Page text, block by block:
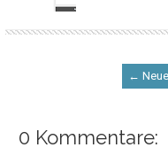
←
0 Kommentare: